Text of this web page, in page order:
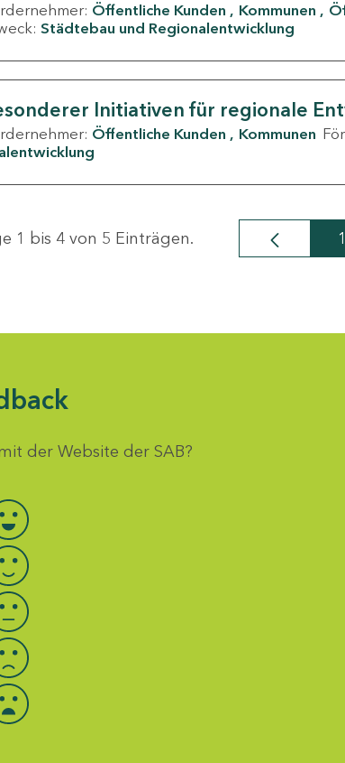
Öffentliche Kunden Kommunen
Städtebau und Regionalentwicklung
Initiativen für regionale
Öffentliche Kunden Kommunen
1 bis 4 von 5 Einträgen. 1
der Website der SAB?
auswählen